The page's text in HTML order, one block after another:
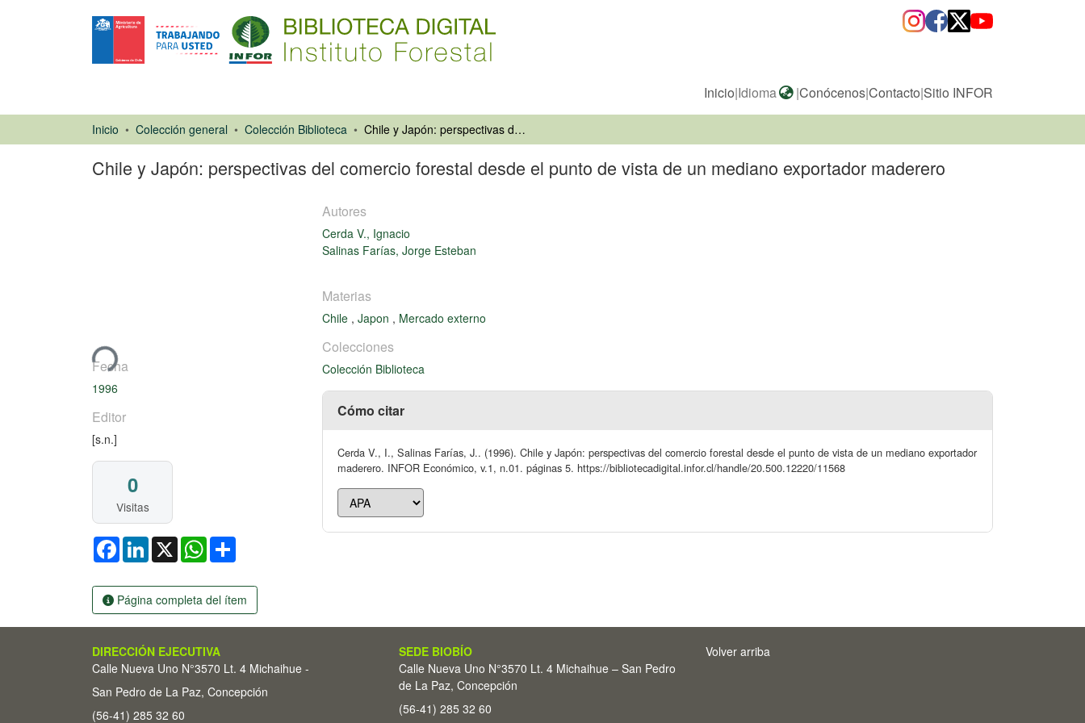
Inicio|Idioma |Conócenos|Contacto|Sitio INFOR
Inicio Colección general Colección Biblioteca Chile y Japón: perspectivas del comercio forestal desde el punto de vista de un mediano exportador maderero
Chile y Japón: perspectivas del comercio forestal desde el punto de vista de un mediano exportador maderero
Cargando...
Fecha
1996
Editor
[s.n.]
0
Visitas
FacebookLinkedIn
X WhatsApp
Página completa del ítem
Autores
Cerda V., Ignacio
Salinas Farías, Jorge Esteban
Materias
Chile , Japon , Mercado externo
Colecciones
Colección Biblioteca
Cómo citar
Cerda V., I., Salinas Farías, J.. (1996). Chile y Japón: perspectivas del comercio forestal desde el punto de vista de un mediano exportador
maderero. INFOR Económico, v.1, n.01. páginas 5. https://bibliotecadigital.infor.cl/handle/20.500.12220/11568
DIRECCIÓN EJECUTIVA
Calle Nueva Uno N°3570 Lt. 4 Michaihue -
San Pedro de La Paz, Concepción
(56-41) 285 32 60
SEDE BIOBÍO
Calle Nueva Uno N°3570 Lt. 4 Michaihue – San Pedro
de La Paz, Concepción
(56-41) 285 32 60
Volver arriba